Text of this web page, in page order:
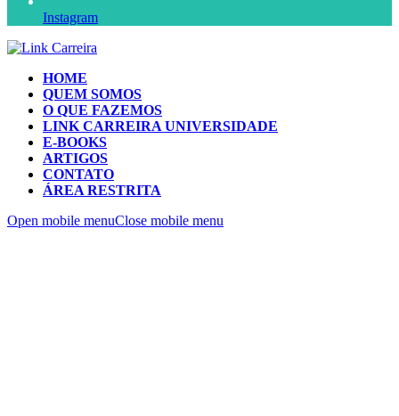
Instagram
HOME
QUEM SOMOS
O QUE FAZEMOS
LINK CARREIRA UNIVERSIDADE
E-BOOKS
ARTIGOS
CONTATO
ÁREA RESTRITA
Open mobile menuClose mobile menu